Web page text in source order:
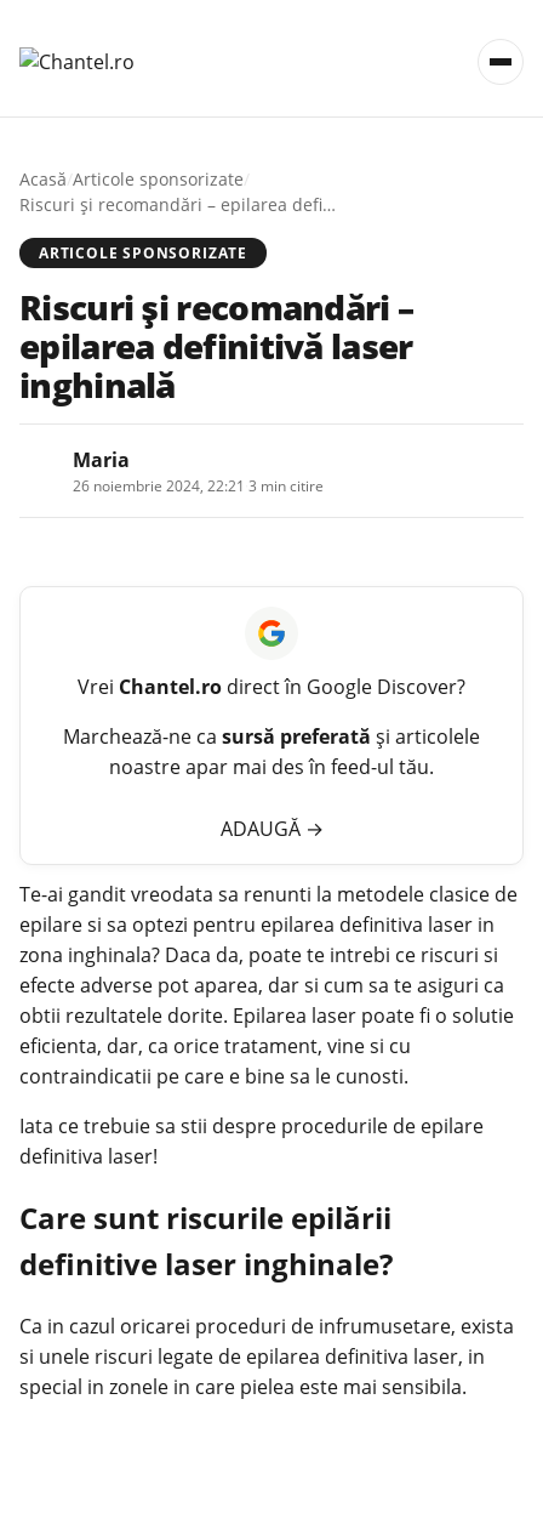
Acasă/Articole sponsorizate/
Riscuri și recomandări – epilarea definitivă laser inghinală
ARTICOLE SPONSORIZATE
Riscuri și recomandări –
epilarea definitivă laser
inghinală
Maria
26 noiembrie 2024, 22:21 3 min citire
Vrei Chantel.ro direct în Google Discover?
Marchează-ne ca sursă preferată și articolele
noastre apar mai des în feed-ul tău.
ADAUGĂ →
Te-ai gandit vreodata sa renunti la metodele clasice de
epilare si sa optezi pentru epilarea definitiva laser in
zona inghinala? Daca da, poate te intrebi ce riscuri si
efecte adverse pot aparea, dar si cum sa te asiguri ca
obtii rezultatele dorite. Epilarea laser poate fi o solutie
eficienta, dar, ca orice tratament, vine si cu
contraindicatii pe care e bine sa le cunosti.
Iata ce trebuie sa stii despre procedurile de epilare
definitiva laser!
Care sunt riscurile epilării
definitive laser inghinale?
Ca in cazul oricarei proceduri de infrumusetare, exista
si unele riscuri legate de epilarea definitiva laser, in
special in zonele in care pielea este mai sensibila.